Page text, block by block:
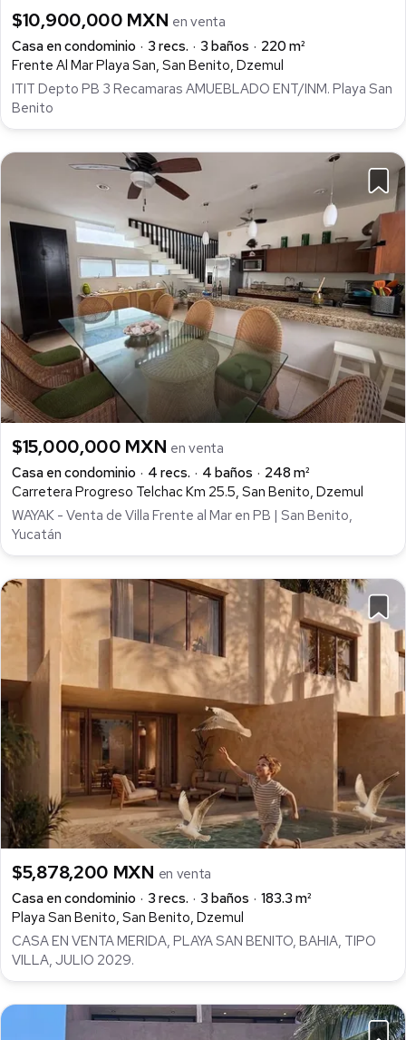
$10,900,000 MXN en venta
Casa en condominio
3 recs. 3 baños
220 m²
Frente Al Mar Playa San, San Benito, Dzemul
ITIT Depto PB 3 Recamaras AMUEBLADO ENT/INM. Playa San
Benito
$15,000,000 MXN en venta
Casa en condominio
4 recs. 4 baños
248 m²
Carretera Progreso Telchac Km 25.5, San Benito, Dzemul
WAYAK - Venta de Villa Frente al Mar en PB | San Benito,
Yucatán
$5,878,200 MXN en venta
Casa en condominio
3 recs. 3 baños
183.3 m²
Playa San Benito, San Benito, Dzemul
CASA EN VENTA MERIDA, PLAYA SAN BENITO, BAHIA, TIPO
VILLA, JULIO 2029.